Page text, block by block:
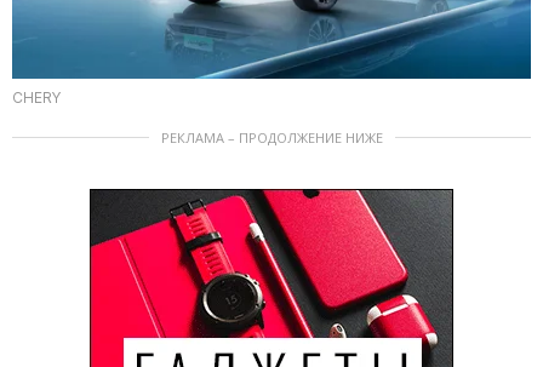
CHERY
РЕКЛАМА – ПРОДОЛЖЕНИЕ НИЖЕ